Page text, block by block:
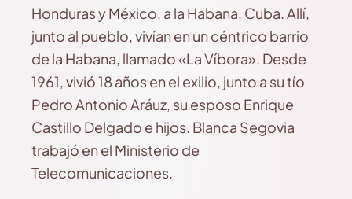
Honduras y México, a la Habana, Cuba. Allí,
junto al pueblo, vivían en un céntrico barrio
de la Habana, llamado «La Víbora». Desde
1961, vivió 18 años en el exilio, junto a su tío
Pedro Antonio Aráuz, su esposo Enrique
Castillo Delgado e hijos. Blanca Segovia
trabajó en el Ministerio de
Telecomunicaciones.